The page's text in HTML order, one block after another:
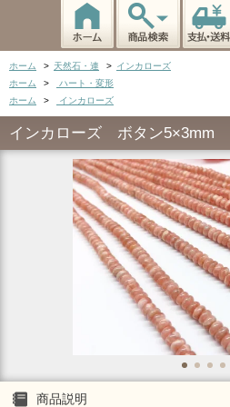
ホーム > 天然石・連 > インカローズ
ホーム
>
ハート・変形
ホーム
> インカローズ
インカローズ ボタン
商品説明